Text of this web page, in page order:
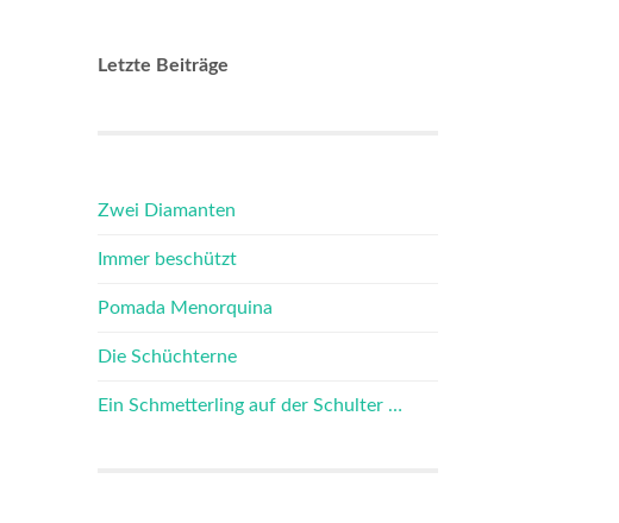
Letzte Beiträge
Zwei Diamanten
Immer beschützt
Pomada Menorquina
Die Schüchterne
Ein Schmetterling auf der Schulter …